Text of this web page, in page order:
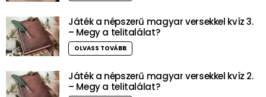
Játék a népszerű magyar versekkel kvíz 3.
– Megy a telitalálat?
OLVASS TOVÁBB
Játék a népszerű magyar versekkel kvíz 2.
– Megy a telitalálat?